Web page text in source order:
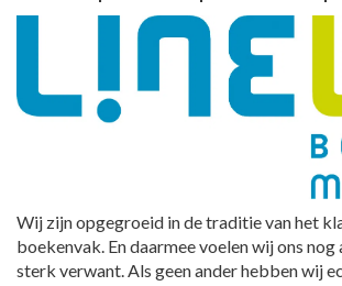
Wij zijn opgegroeid in de traditie van het
boekenvak. En daarmee voelen wij ons
sterk verwant. Als geen ander hebben wij